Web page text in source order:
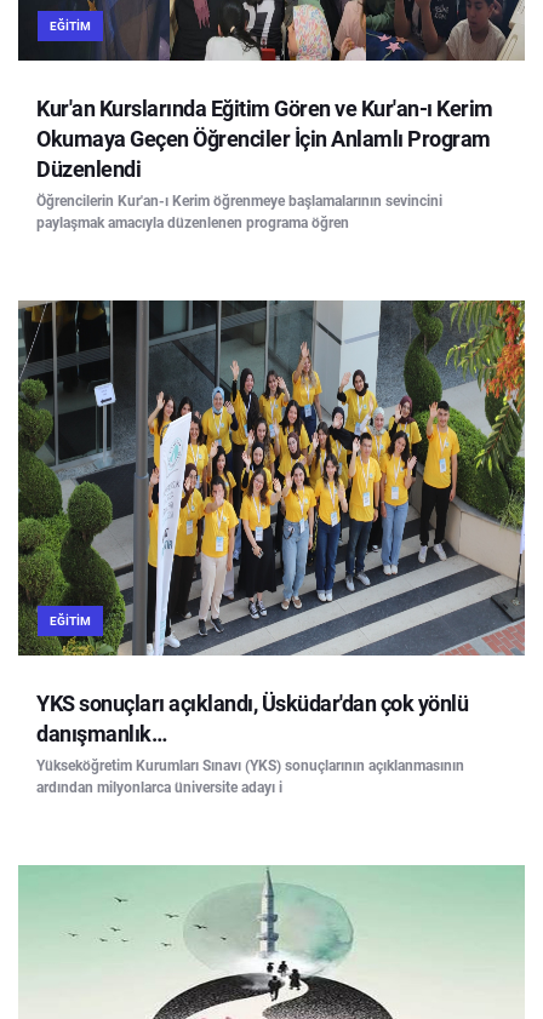
EĞITIM
Kur'an Kurslarında Eğitim Gören ve Kur'an-ı Kerim
Okumaya Geçen Öğrenciler İçin Anlamlı Program
Düzenlendi
Öğrencilerin Kur'an-ı Kerim öğrenmeye başlamalarının sevincini
paylaşmak amacıyla düzenlenen programa öğren
EĞITIM
YKS sonuçları açıklandı, Üsküdar'dan çok yönlü
danışmanlık…
Yükseköğretim Kurumları Sınavı (YKS) sonuçlarının açıklanmasının
ardından milyonlarca üniversite adayı i